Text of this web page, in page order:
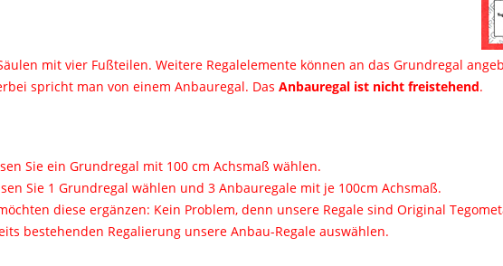
mit vier Fußteilen. Weitere Regalelemente können an das Grundregal
spricht man von einem Anbauregal. Das Anbauregal ist nicht freistehend.
Sie ein Grundregal mit 100 cm Achsmaß wählen.
Sie 1 Grundregal wählen und 3 Anbauregale mit je 100cm Achsmaß.
diese ergänzen: Kein Problem, denn unsere Regale sind Original
bestehenden Regalierung unsere Anbau-Regale auswählen.